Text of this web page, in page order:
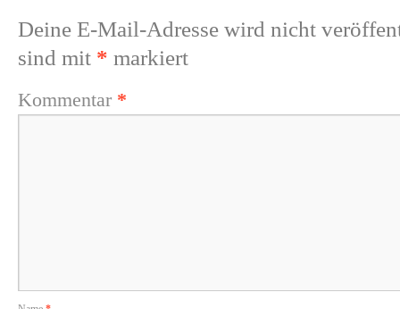
Deine E-Mail-Adresse wird nicht
sind mit * markiert
Kommentar *